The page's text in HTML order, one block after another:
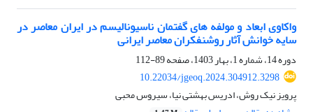
واکاوی ابعاد و مولفه های گفتمان ناسیونالیسم در ایران معاصر در
سایه خوانش آثار روشنفکران معاصر ایرانی
دوره 14، شماره 1، بهار 1403، صفحه
89-112
10.22034/jgeoq.2024.304912.3298
پرویز نیک روش، ادریس بهشتی نیا، سیروس محبی